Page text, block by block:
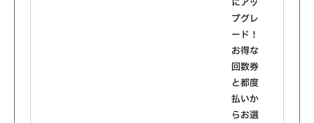
プグレ
ード！
お得な
回数券
と都度
払いか
らお選